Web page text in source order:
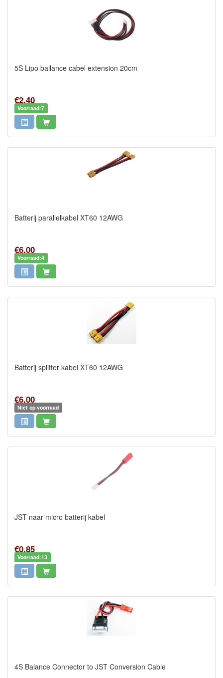
5S Lipo ballance cabel extension 20cm
€2,40
Voorraad:7
Batterij parallelkabel XT60 12AWG
€6,00
Voorraad:4
Batterij splitter kabel XT60 12AWG
€6,00
Niet op voorraad
JST naar micro batterij kabel
€0,85
Voorraad:13
4S Balance Connector to JST Conversion Cable